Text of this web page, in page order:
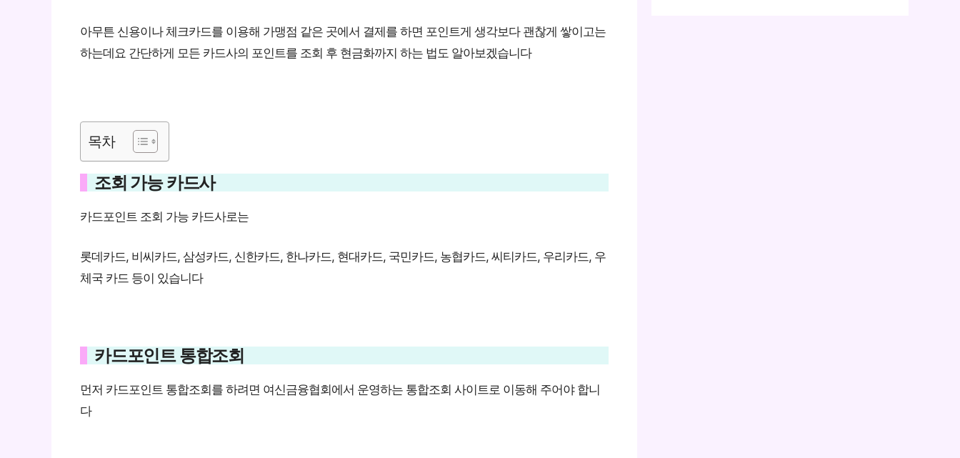
아무튼 신용이나 체크카드를 이용해 가맹점 같은 곳에서 결제를 하면 포인트게 생각보다 괜찮게 쌓이고는
하는데요 간단하게 모든 카드사의 포인트를 조회 후 현금화까지 하는 법도 알아보겠습니다
목차
조회 가능 카드사
카드포인트 조회 가능 카드사로는
롯데카드, 비씨카드, 삼성카드, 신한카드, 한나카드, 현대카드, 국민카드, 농협카드, 씨티카드, 우리카드, 우
체국 카드 등이 있습니다
카드포인트 통합조회
먼저 카드포인트 통합조회를 하려면 여신금융협회에서 운영하는 통합조회 사이트로 이동해 주어야 합니
다